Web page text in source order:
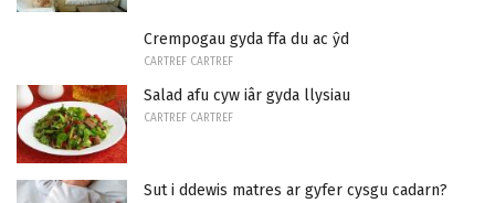
Crempogau gyda ffa du ac ŷd
CARTREF CARTREF
Salad afu cyw iâr gyda llysiau
CARTREF CARTREF
Sut i ddewis matres ar gyfer cysgu cadarn?